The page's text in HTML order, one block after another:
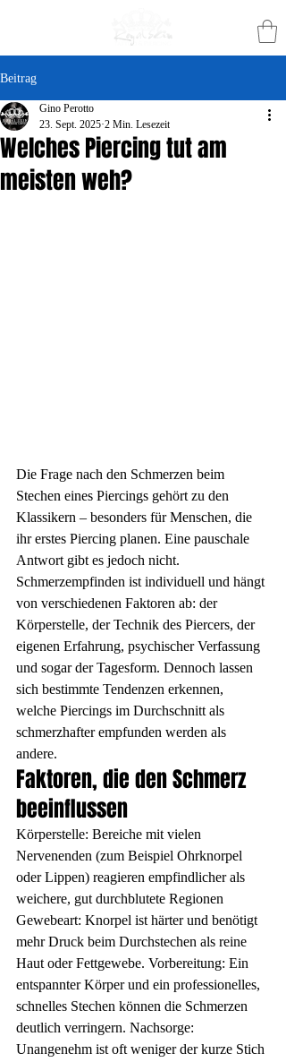
Beitrag
Welches Piercing tut am
meisten weh?
Gino Perotto
23. Sept. 2025 2 Min. Lesezeit
Die Frage nach den Schmerzen beim
Stechen eines Piercings gehört zu den
Klassikern – besonders für Menschen, die
ihr erstes Piercing planen. Eine pauschale
Antwort gibt es jedoch nicht.
Schmerzempfinden ist individuell und hängt
von verschiedenen Faktoren ab: der
Körperstelle, der Technik des Piercers, der
eigenen Erfahrung, psychischer Verfassung
und sogar der Tagesform. Dennoch lassen
sich bestimmte Tendenzen erkennen,
welche Piercings im Durchschnitt als
schmerzhafter empfunden werden als
andere.
Faktoren, die den Schmerz
beeinflussen
Körperstelle: Bereiche mit vielen
Nervenenden (zum Beispiel Ohrknorpel
oder Lippen) reagieren empfindlicher als
weichere, gut durchblutete Regionen
Gewebeart: Knorpel ist härter und benötigt
mehr Druck beim Durchstechen als reine
Haut oder Fettgewebe. Vorbereitung: Ein
entspannter Körper und ein professionelles,
schnelles Stechen können die Schmerzen
deutlich verringern. Nachsorge:
Unangenehm ist oft weniger der kurze Stich